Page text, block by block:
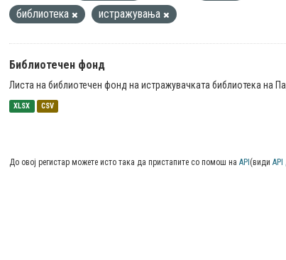
библиотека
истражувања
Библиотечен фонд
Листа на библиотечен фонд на истражувачката библиотека на
XLSX CSV
До овој регистар можете исто така да пристапите со помош на API (види API